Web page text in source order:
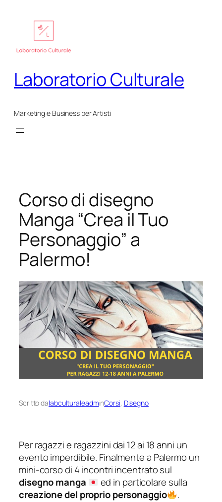
contenuto
Laboratorio Culturale
Marketing e Business per Artisti
Corso di disegno
Manga “Crea il Tuo
Personaggio” a
Palermo!
Scritto dalabculturaleadminCorsi, Disegno
Per ragazzi e ragazzini dai 12 ai 18 anni un
evento imperdibile. Finalmente a Palermo un
mini-corso di 4 incontri incentrato sul
disegno manga
ed in particolare sulla
creazione del proprio personaggio
.